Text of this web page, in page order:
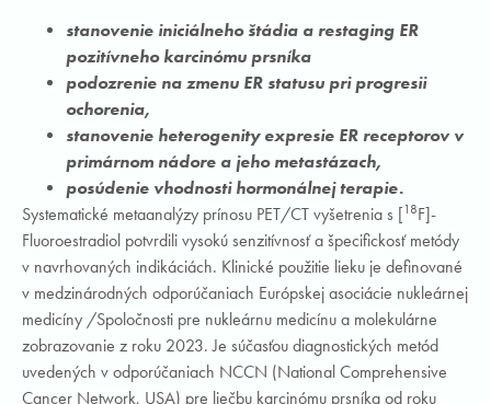
stanovenie iniciálneho štádia a restaging ER
pozitívneho karcinómu prsníka
podozrenie na zmenu ER statusu pri progresii
ochorenia,
stanovenie heterogenity expresie ER receptorov v
primárnom nádore a jeho metastázach,
posúdenie vhodnosti hormonálnej terapie.
Systematické metaanalýzy prínosu PET/CT vyšetrenia s [ 18F]-
Fluoroestradiol potvrdili vysokú senzitívnosť a špecifickosť metódy
v navrhovaných indikáciách. Klinické použitie lieku je definované
v medzinárodných odporúčaniach Európskej asociácie nukleárnej
medicíny /Spoločnosti pre nukleárnu medicínu a molekulárne
zobrazovanie z roku 2023. Je súčasťou diagnostických metód
uvedených v odporúčaniach NCCN (National Comprehensive
Cancer Network, USA) pre liečbu karcinómu prsníka od roku